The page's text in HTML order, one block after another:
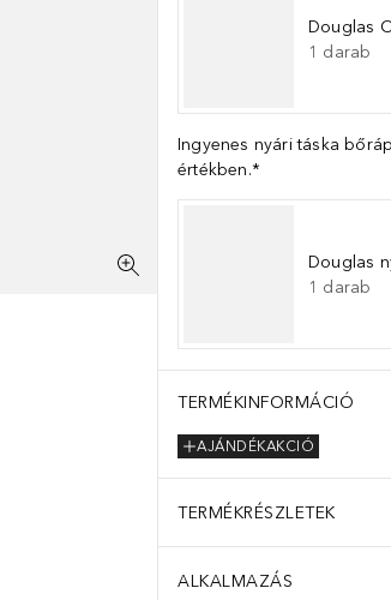
Douglas
1 darab
Ingyenes nyári táska
értékben.*
Douglas
1 darab
TERMÉKINFORMÁCIÓ
AJÁNDÉKAKCIÓ
TERMÉKRÉSZLETEK
ALKALMAZÁS